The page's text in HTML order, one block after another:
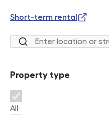
Short-term rental
Location or street
Property type
Property type
All